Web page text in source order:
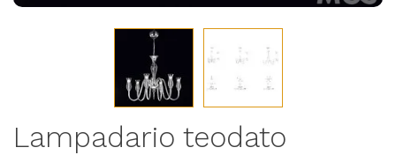
Lampadario teodato